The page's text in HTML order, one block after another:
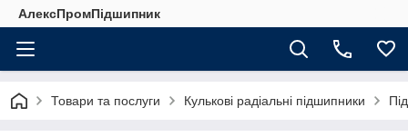
АлексПромПідшипник
Товари та послуги Кулькові радіальні підшипники